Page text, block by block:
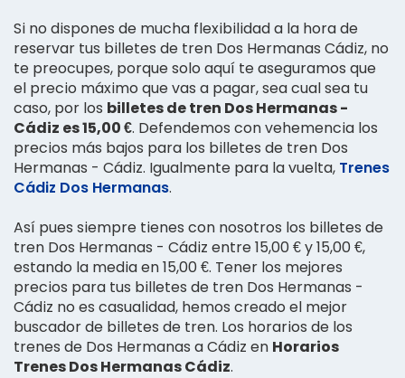
Si no dispones de mucha flexibilidad a la hora de
reservar tus billetes de tren Dos Hermanas Cádiz, no
te preocupes, porque solo aquí te aseguramos que
el precio máximo que vas a pagar, sea cual sea tu
caso, por los billetes de tren Dos Hermanas -
Cádiz es 15,00 €. Defendemos con vehemencia los
precios más bajos para los billetes de tren Dos
Hermanas - Cádiz. Igualmente para la vuelta, Trenes
Cádiz Dos Hermanas.
Así pues siempre tienes con nosotros los billetes de
tren Dos Hermanas - Cádiz entre 15,00 € y 15,00 €,
estando la media en 15,00 €. Tener los mejores
precios para tus billetes de tren Dos Hermanas -
Cádiz no es casualidad, hemos creado el mejor
buscador de billetes de tren. Los horarios de los
trenes de Dos Hermanas a Cádiz en Horarios
Trenes Dos Hermanas Cádiz.